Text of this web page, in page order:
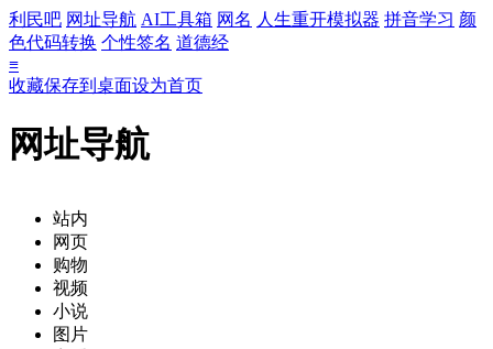
利民吧 网址导航 AI工具箱 网名 人生重开模拟器 拼音学习 颜
色代码转换 个性签名 道德经
≡
收藏保存到桌面设为首页
网址导航
站内
网页
购物
视频
小说
图片